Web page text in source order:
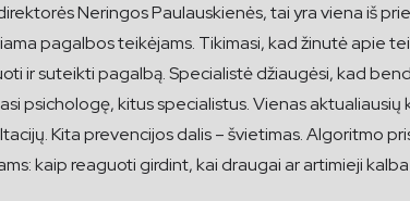
Neringos Paulauskienės, tai yra viena iš
pagalbos teikėjams. Tikimasi, kad žinutė apie
ir suteikti pagalbą. Specialistė džiaugėsi, kad
psichologę, kitus specialistus. Vienas
Kita prevencijos dalis – švietimas. Algoritmo
kaip reaguoti girdint, kai draugai ar artimieji